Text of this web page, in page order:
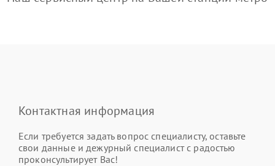
Контактная информация
Если требуется задать вопрос специалисту, оставьте
свои данные и дежурный специалист с радостью
проконсультирует Вас!